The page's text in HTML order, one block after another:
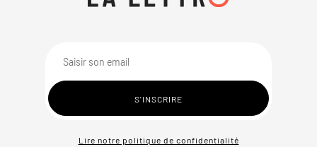
Lire notre politique de confidentialité